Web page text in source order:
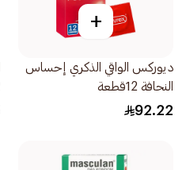
+
ديوركس الواقي الذكري إحساس
النحافة 12قطعة
92.22